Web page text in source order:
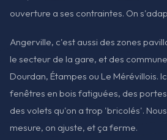
ouverture a ses contraintes. On
Angerville, c'est aussi des zones
le secteur de la gare, et des
Dourdan, Étampes ou Le Mérévillois.
fenêtres en bois fatiguées, des
des volets qu'on a trop 'bricolés'.
mesure, on ajuste, et ça ferme.